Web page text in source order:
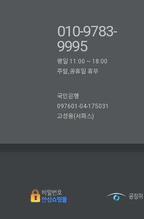
010-9783-
9995
평일 11:00 ~ 18:00
주말,공휴일 휴무
국민은행
097601-04-175031
고성용(서퍼스)